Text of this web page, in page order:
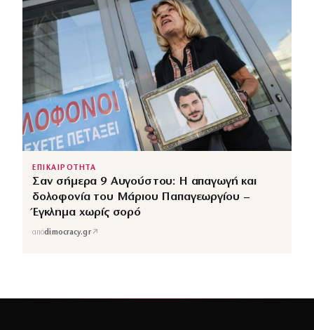
ΕΠΙΚΑΙΡΟΤΗΤΑ
Σαν σήμερα 9 Αυγούστου: Η απαγωγή και
δολοφονία του Μάριου Παπαγεωργίου –
Έγκλημα χωρίς σορό
απόdimocracy.gr↗